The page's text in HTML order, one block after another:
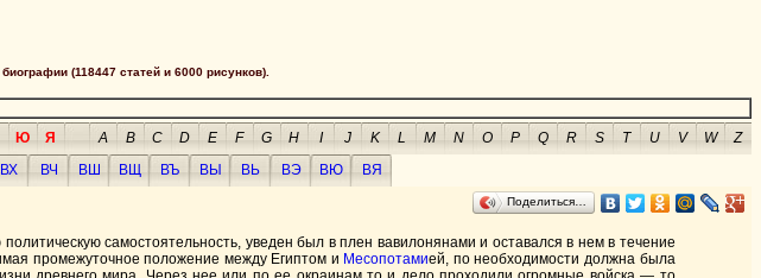
(118447 статей и 6000 рисунков).
Ю Я A B C D E F G H I J K L M N O P Q R S T U V W
Z
ВХ ВЧ ВШ ВЩ ВЪ ВЫ ВЬ ВЭ ВЮ
ВЯ
Поделиться…
самостоятельность, уведен был в плен вавилонянами и оставался в нем в течение
промежуточное положение между Египтом и Месопотамией, по необходимости должна была